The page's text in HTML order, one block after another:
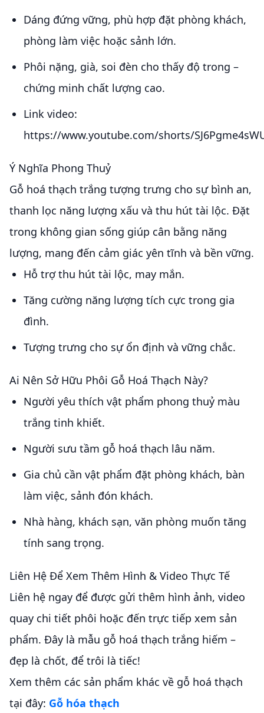
Dáng đứng vững, phù hợp đặt phòng khách,
phòng làm việc hoặc sảnh lớn.
Phôi nặng, già, soi đèn cho thấy độ trong –
chứng minh chất lượng cao.
Link video:
https://www.youtube.com/shorts/
Ý Nghĩa Phong Thuỷ
Gỗ hoá thạch trắng tượng trưng cho sự bình an,
thanh lọc năng lượng xấu và thu hút tài lộc. Đặt
trong không gian sống giúp cân bằng năng
lượng, mang đến cảm giác yên tĩnh và bền vững.
Hỗ trợ thu hút tài lộc, may mắn.
Tăng cường năng lượng tích cực trong gia
đình.
Tượng trưng cho sự ổn định và vững chắc.
Ai Nên Sở Hữu Phôi Gỗ Hoá Thạch Này?
Người yêu thích vật phẩm phong thuỷ màu
trắng tinh khiết.
Người sưu tầm gỗ hoá thạch lâu năm.
Gia chủ cần vật phẩm đặt phòng khách, bàn
làm việc, sảnh đón khách.
Nhà hàng, khách sạn, văn phòng muốn tăng
tính sang trọng.
Liên Hệ Để Xem Thêm Hình & Video Thực Tế
Liên hệ ngay để được gửi thêm hình ảnh, video
quay chi tiết phôi hoặc đến trực tiếp xem sản
phẩm. Đây là mẫu gỗ hoá thạch trắng hiếm –
đẹp là chốt, để trôi là tiếc!
Xem thêm các sản phẩm khác về gỗ hoá thạch
tại đây: Gỗ hóa thạch